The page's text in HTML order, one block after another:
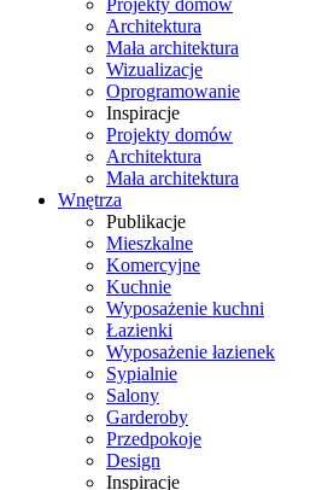
Projekty domów
Architektura
Mała architektura
Wizualizacje
Oprogramowanie
Inspiracje
Projekty domów
Architektura
Mała architektura
Wnętrza
Publikacje
Mieszkalne
Komercyjne
Kuchnie
Wyposażenie kuchni
Łazienki
Wyposażenie łazienek
Sypialnie
Salony
Garderoby
Przedpokoje
Design
Inspiracje